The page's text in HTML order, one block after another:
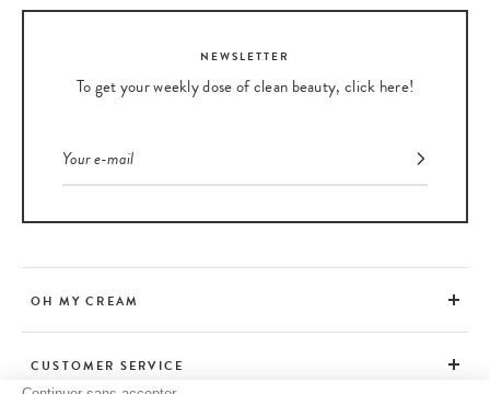
NEWSLETTER
To get your weekly dose of clean beauty, click here!
OH MY CREAM
CUSTOMER SERVICE